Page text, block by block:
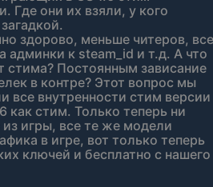
Где они их взяли, у кого
здорово, меньше читеров, все
админки к steam_id и т.д. А что
стима? Постоянным зависание
в контре? Этот вопрос мы
внутренности стим версии
как стим. Только теперь ни
игры, все те же модели
в игре, вот только теперь
ключей и бесплатно с нашего